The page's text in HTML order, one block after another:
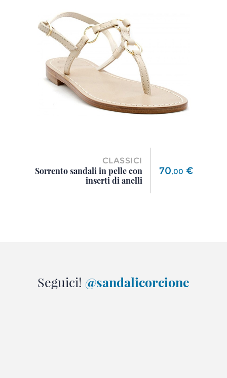
CLASSICI
Sorrento sandali in pelle con
inserti di anelli
Prezzo
70,00 €
Seguici! @sandalicorcione